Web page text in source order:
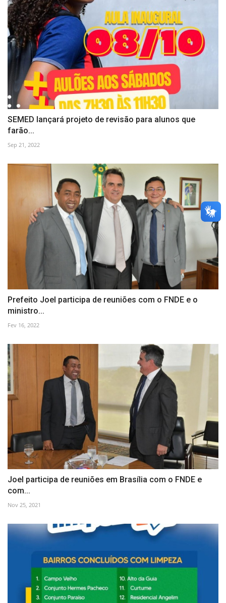
SEMED lançará projeto de revisão para alunos que
farão...
Sep 21, 2022
Prefeito Joel participa de reuniões com o FNDE e o
ministro...
Fev 16, 2022
Joel participa de reuniões em Brasília com o FNDE e
com...
Nov 25, 2021